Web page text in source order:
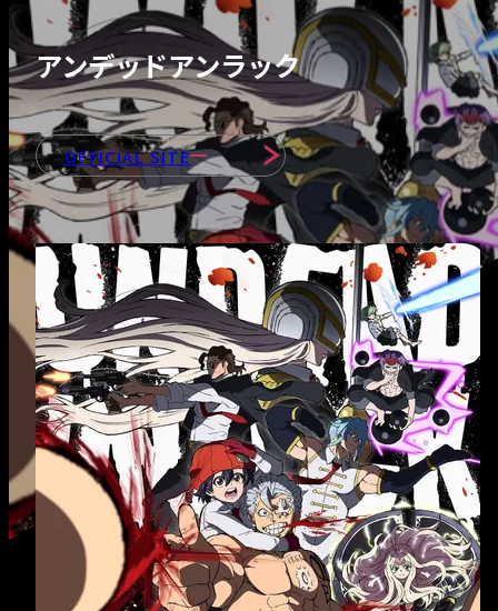
ッセージ
- 会社情報
- 部署紹介
INTERVIEWS
RECRUIT
- 募集職種
- クリエイター
アンデッドアンラック
OFFICIAL SITE